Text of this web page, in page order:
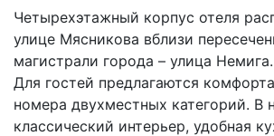
Четырехэтажный корпус отеля
улице Мясникова вблизи
магистрали города – улица Немига.
Для гостей предлагаются
номера двухместных категорий. В
классический интерьер, удобная